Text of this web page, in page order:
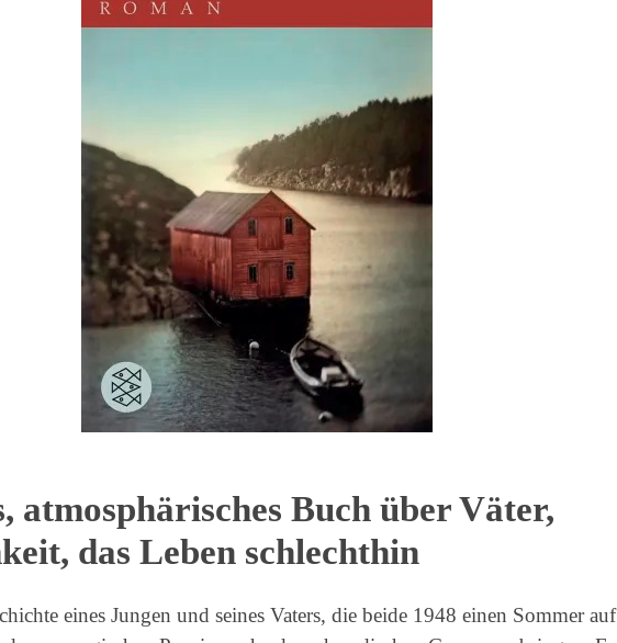
atmosphärisches Buch über Väter,
das Leben schlechthin
eines Jungen und seines Vaters, die beide 1948 einen Sommer auf